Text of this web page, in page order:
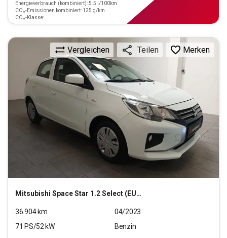
Energieverbrauch (kombiniert): 5.5 l/100km
CO₂-Emissionen kombiniert: 125 g/km
CO₂-Klasse:
Mitsubishi Space Star 1.2 Select (EURO 6d)
Vergleichen Teilen Merken
36.904km
04/2023
71 PS/52 kW
Benzin